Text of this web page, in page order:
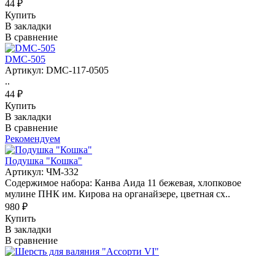
44 ₽
Купить
В закладки
В сравнение
DMC-505
Артикул: DMC-117-0505
..
44 ₽
Купить
В закладки
В сравнение
Рекомендуем
Подушка "Кошка"
Артикул: ЧМ-332
Содержимое набора: Канва Аида 11 бежевая, хлопковое
мулине ПНК им. Кирова на органайзере, цветная сх..
980 ₽
Купить
В закладки
В сравнение